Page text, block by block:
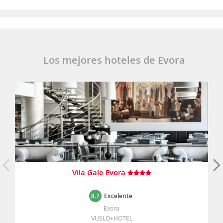
Los mejores hoteles de Evora
Vila Gale Evora
8.7 Excelente
Evora
VUELO+HOTEL